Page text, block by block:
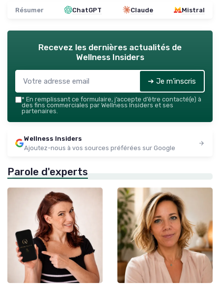
Résumer ChatGPT Claude Mistral
Recevez les dernières actualités de
Wellness Insiders
➔ Je m'inscris
* En remplissant ce formulaire, j’accepte d’être contacté(e) à
des fins commerciales par Wellness Insiders et ses
partenaires.
Wellness Insiders
Ajoutez-nous à vos sources préférées sur Google
Parole d'experts